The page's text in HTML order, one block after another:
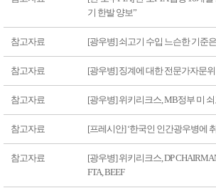
기 한발 양보”
참고자료 [광우병] 쇠고기 수입 느슨한 기준
참고자료 [광우병] 징계에 대한 전문가자문
참고자료 [광우병] 위키리크스, MB정부 미
참고자료 [프레시안] ‘한국인 인간광우병에
참고자료
[광우병] 위키리크스, DP
FTA, BEEF